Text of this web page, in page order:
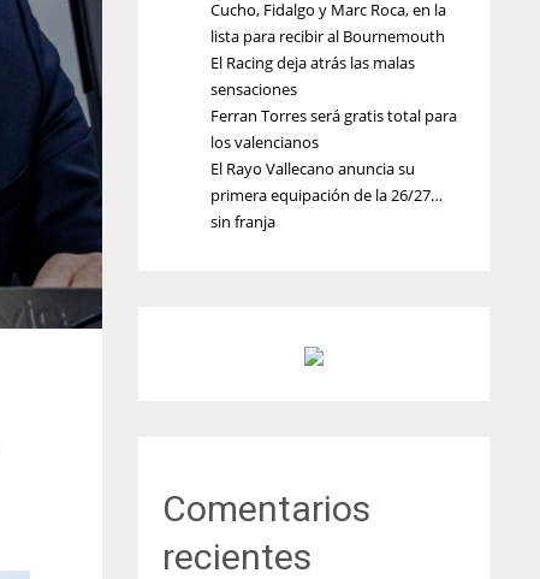
Cucho, Fidalgo y Marc Roca, en la
lista para recibir al Bournemouth
El Racing deja atrás las malas
sensaciones
Ferran Torres será gratis total para
los valencianos
El Rayo Vallecano anuncia su
primera equipación de la 26/27…
sin franja
Comentarios
recientes